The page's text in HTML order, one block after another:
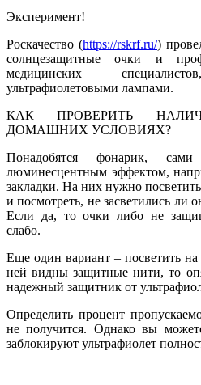
Эксперимент!
Роскачество (https://rskrf.ru/)
солнцезащитные очки и
медицинских
ультрафиолетовыми лампами.
КАК ПРОВЕРИТЬ
ДОМАШНИХ УСЛОВИЯХ?
Понадобятся фонарик,
люминесцентным эффектом,
закладки. На них нужно
и посмотреть, не засветились ли
Если да, то очки либо не
слабо.
Еще один вариант – посветить
ней видны защитные нити, то
надежный защитник от
Определить процент
не получится. Однако вы
заблокируют ультрафиолет